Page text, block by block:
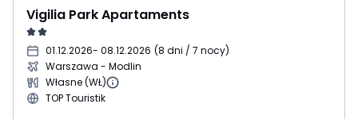
Vigilia Park Apartaments
01.12.2026- 08.12.2026 (8 dni / 7 nocy)
Warszawa - Modlin
Własne (WŁ)
TOP Touristik